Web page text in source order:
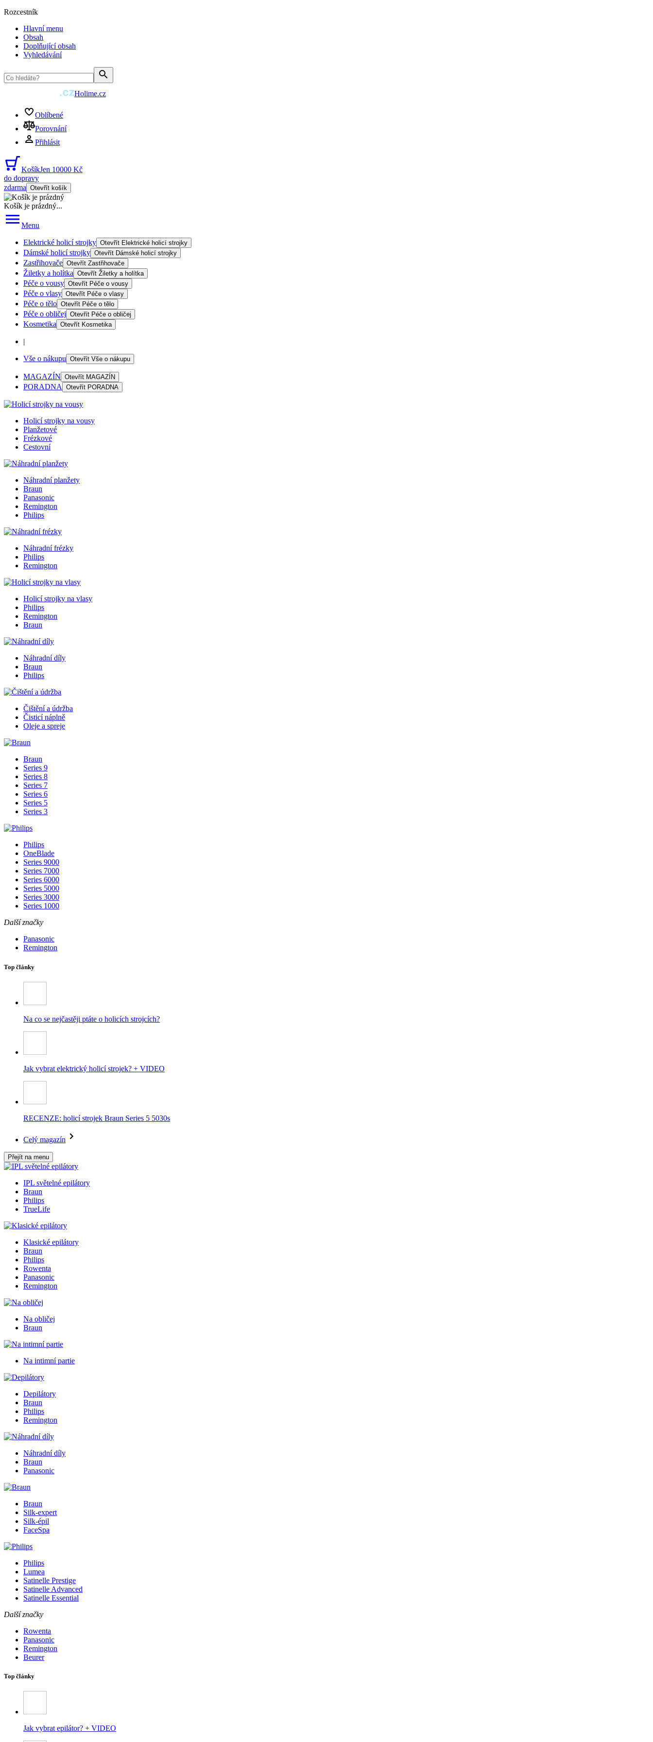
Rozcestník
Hlavní menu
Obsah
Doplňující obsah
Vyhledávání
Holime.cz
Oblíbené
Porovnání
Přihlásit
KošíkJen 10000 Kč
do dopravy
zdarma Otevřít košík
Košík je prázdný...
Menu
Elektrické holicí strojky Otevřít Elektrické holicí strojky
Dámské holicí strojky Otevřít Dámské holicí strojky
Zastřihovače Otevřít Zastřihovače
Žiletky a holítka Otevřít Žiletky a holítka
Péče o vousy Otevřít Péče o vousy
Péče o vlasy Otevřít Péče o vlasy
Péče o tělo Otevřít Péče o tělo
Péče o obličej Otevřít Péče o obličej
Kosmetika Otevřít Kosmetika
|
Vše o nákupu Otevřít Vše o nákupu
MAGAZÍN Otevřít MAGAZÍN
PORADNA Otevřít PORADNA
Holicí strojky na vousy
Planžetové
Frézkové
Cestovní
Náhradní planžety
Braun
Panasonic
Remington
Philips
Náhradní frézky
Philips
Remington
Holicí strojky na vlasy
Philips
Remington
Braun
Náhradní díly
Braun
Philips
Čištění a údržba
Čisticí náplně
Oleje a spreje
Braun
Series 9
Series 8
Series 7
Series 6
Series 5
Series 3
Philips
OneBlade
Series 9000
Series 7000
Series 6000
Series 5000
Series 3000
Series 1000
Další značky
Panasonic
Remington
Top články
Na co se nejčastěji ptáte o holicích strojcích?
Jak vybrat elektrický holicí strojek? + VIDEO
RECENZE: holicí strojek Braun Series 5 5030s
Celý magazín
Přejít na menu
IPL světelné epilátory
Braun
Philips
TrueLife
Klasické epilátory
Braun
Philips
Rowenta
Panasonic
Remington
Na obličej
Braun
Na intimní partie
Depilátory
Braun
Philips
Remington
Náhradní díly
Braun
Panasonic
Braun
Silk-expert
Silk-épil
FaceSpa
Philips
Lumea
Satinelle Prestige
Satinelle Advanced
Satinelle Essential
Další značky
Rowenta
Panasonic
Remington
Beurer
Top články
Jak vybrat epilátor? + VIDEO